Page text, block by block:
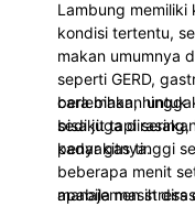
Lambung memiliki
kondisi tertentu,
makan umumnya
seperti GERD,
berlebihan,
bisa juga
penyakitnya.
cara makan untuk
sedikit tapi sering,
kadar gas tinggi
beberapa menit
manajemen stress
apabila masih